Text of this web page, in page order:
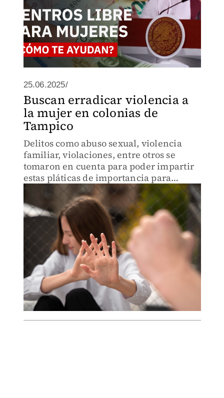
25.06.2025/
Buscan erradicar violencia a
la mujer en colonias de
Tampico
Delitos como abuso sexual, violencia
familiar, violaciones, entre otros se
tomaron en cuenta para poder impartir
estas pláticas de importancia para
cuidar y proteger la integridad y
seguridad de las mujeres en Tamaulipas.